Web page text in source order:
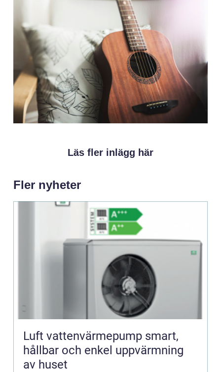
Läs fler inlägg här
Fler nyheter
Luft vattenvärmepump smart,
hållbar och enkel uppvärmning
av huset